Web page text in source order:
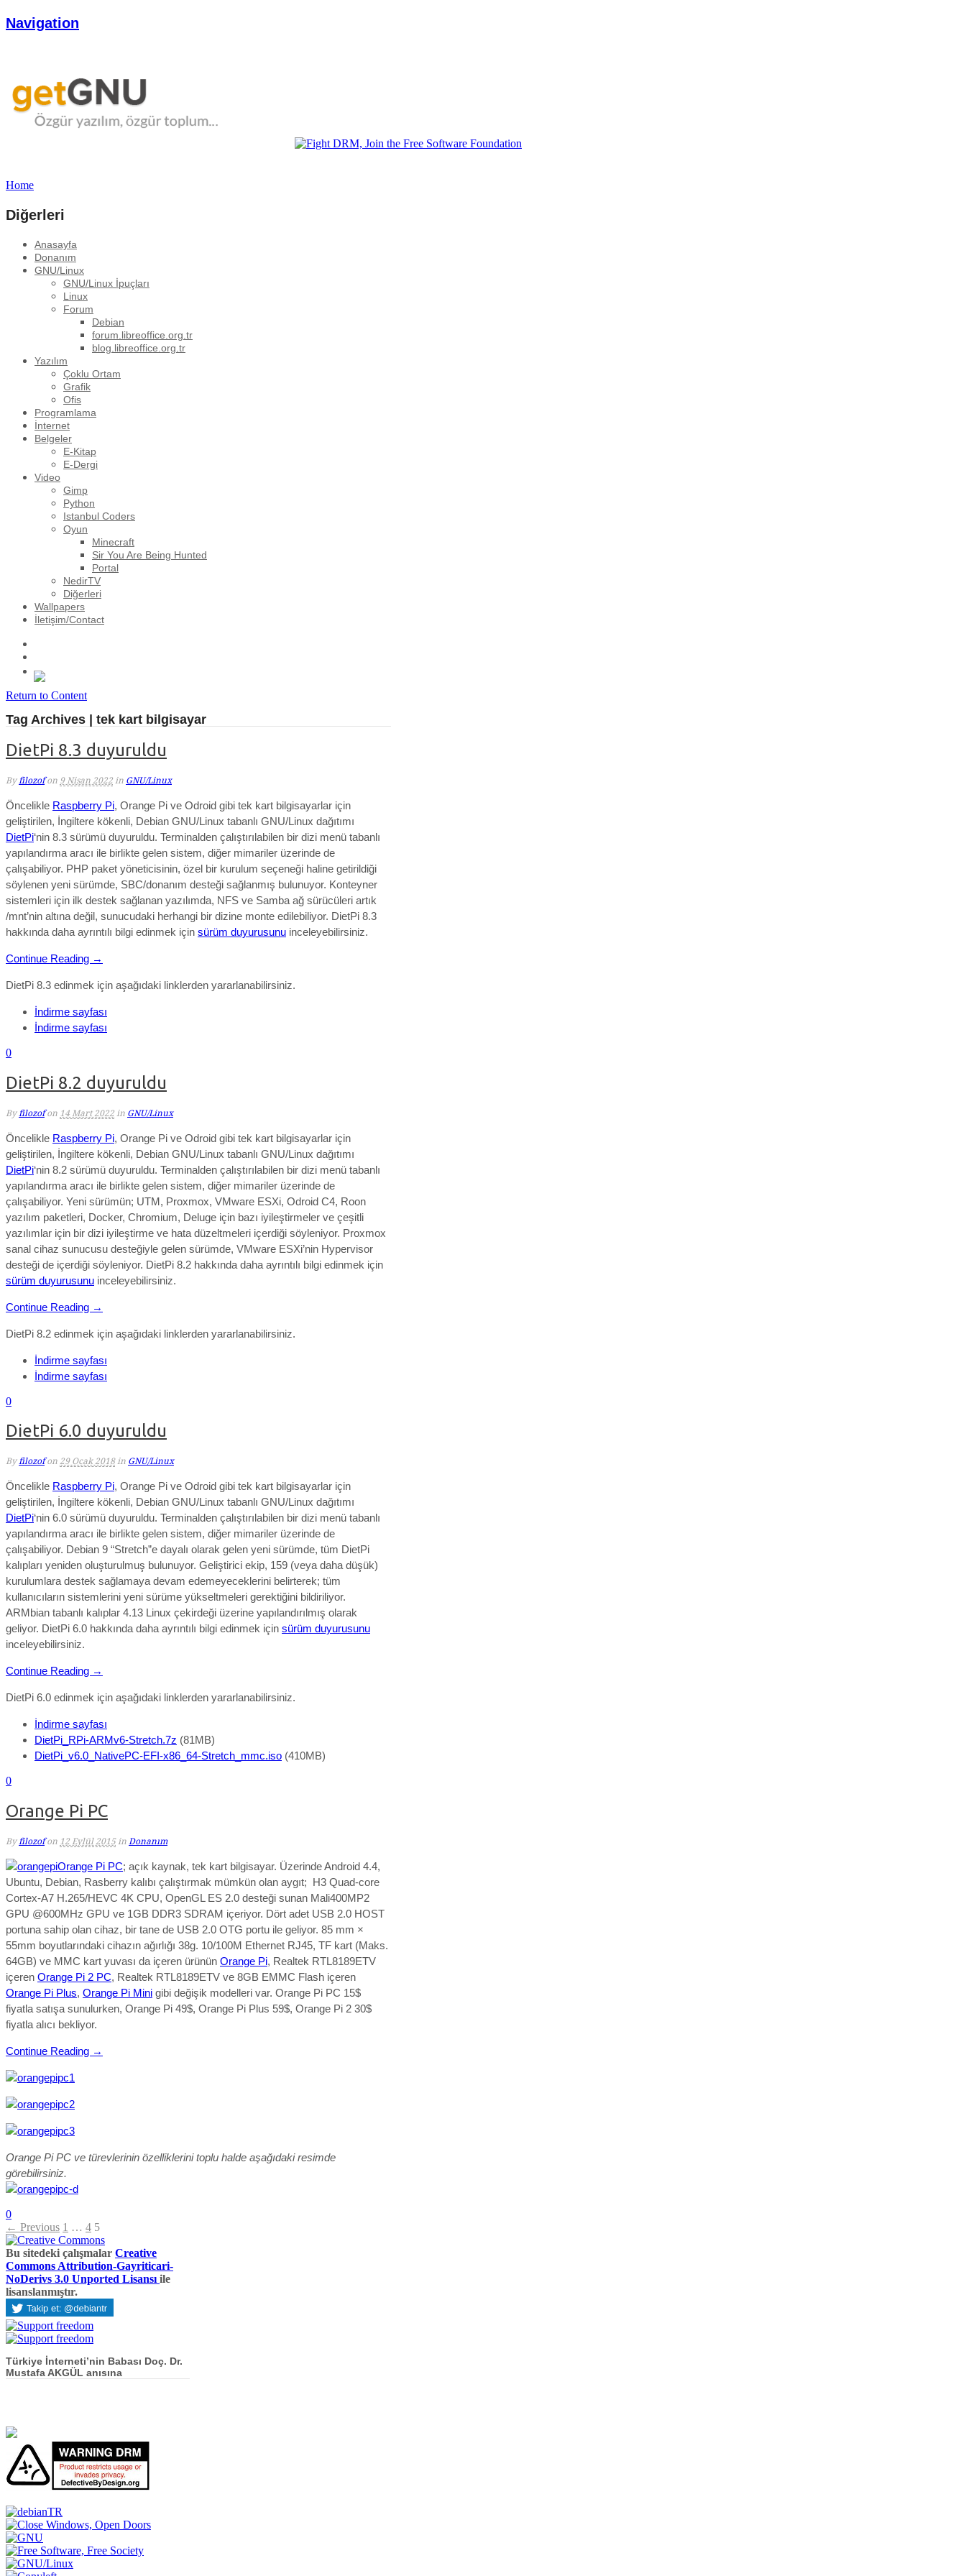
Navigation
Home
Diğerleri
Anasayfa
Donanım
GNU/Linux
GNU/Linux İpuçları
Linux
Forum
Debian
forum.libreoffice.org.tr
blog.libreoffice.org.tr
Yazılım
Çoklu Ortam
Grafik
Ofis
Programlama
İnternet
Belgeler
E-Kitap
E-Dergi
Video
Gimp
Python
Istanbul Coders
Oyun
Minecraft
Sir You Are Being Hunted
Portal
NedirTV
Diğerleri
Wallpapers
İletişim/Contact
Return to Content
Tag Archives | tek kart bilgisayar
DietPi 8.3 duyuruldu
By filozof on 9 Nisan 2022 in GNU/Linux
Öncelikle Raspberry Pi, Orange Pi ve Odroid gibi tek kart bilgisayarlar için
geliştirilen, İngiltere kökenli, Debian GNU/Linux tabanlı GNU/Linux dağıtımı
DietPi‘nin 8.3 sürümü duyuruldu. Terminalden çalıştırılabilen bir dizi menü tabanlı
yapılandırma aracı ile birlikte gelen sistem, diğer mimariler üzerinde de
çalışabiliyor. PHP paket yöneticisinin, özel bir kurulum seçeneği haline getirildiği
söylenen yeni sürümde, SBC/donanım desteği sağlanmış bulunuyor. Konteyner
sistemleri için ilk destek sağlanan yazılımda, NFS ve Samba ağ sürücüleri artık
/mnt’nin altına değil, sunucudaki herhangi bir dizine monte edilebiliyor. DietPi 8.3
hakkında daha ayrıntılı bilgi edinmek için sürüm duyurusunu inceleyebilirsiniz.
Continue Reading →
DietPi 8.3 edinmek için aşağıdaki linklerden yararlanabilirsiniz.
İndirme sayfası
İndirme sayfası
0
DietPi 8.2 duyuruldu
By filozof on 14 Mart 2022 in GNU/Linux
Öncelikle Raspberry Pi, Orange Pi ve Odroid gibi tek kart bilgisayarlar için
geliştirilen, İngiltere kökenli, Debian GNU/Linux tabanlı GNU/Linux dağıtımı
DietPi‘nin 8.2 sürümü duyuruldu. Terminalden çalıştırılabilen bir dizi menü tabanlı
yapılandırma aracı ile birlikte gelen sistem, diğer mimariler üzerinde de
çalışabiliyor. Yeni sürümün; UTM, Proxmox, VMware ESXi, Odroid C4, Roon
yazılım paketleri, Docker, Chromium, Deluge için bazı iyileştirmeler ve çeşitli
yazılımlar için bir dizi iyileştirme ve hata düzeltmeleri içerdiği söyleniyor. Proxmox
sanal cihaz sunucusu desteğiyle gelen sürümde, VMware ESXi’nin Hypervisor
desteği de içerdiği söyleniyor. DietPi 8.2 hakkında daha ayrıntılı bilgi edinmek için
sürüm duyurusunu inceleyebilirsiniz.
Continue Reading →
DietPi 8.2 edinmek için aşağıdaki linklerden yararlanabilirsiniz.
İndirme sayfası
İndirme sayfası
0
DietPi 6.0 duyuruldu
By filozof on 29 Ocak 2018 in GNU/Linux
Öncelikle Raspberry Pi, Orange Pi ve Odroid gibi tek kart bilgisayarlar için
geliştirilen, İngiltere kökenli, Debian GNU/Linux tabanlı GNU/Linux dağıtımı
DietPi‘nin 6.0 sürümü duyuruldu. Terminalden çalıştırılabilen bir dizi menü tabanlı
yapılandırma aracı ile birlikte gelen sistem, diğer mimariler üzerinde de
çalışabiliyor. Debian 9 “Stretch”e dayalı olarak gelen yeni sürümde, tüm DietPi
kalıpları yeniden oluşturulmuş bulunuyor. Geliştirici ekip, 159 (veya daha düşük)
kurulumlara destek sağlamaya devam edemeyeceklerini belirterek; tüm
kullanıcıların sistemlerini yeni sürüme yükseltmeleri gerektiğini bildiriliyor.
ARMbian tabanlı kalıplar 4.13 Linux çekirdeği üzerine yapılandırılmış olarak
geliyor. DietPi 6.0 hakkında daha ayrıntılı bilgi edinmek için sürüm duyurusunu
inceleyebilirsiniz.
Continue Reading →
DietPi 6.0 edinmek için aşağıdaki linklerden yararlanabilirsiniz.
İndirme sayfası
DietPi_RPi-ARMv6-Stretch.7z (81MB)
DietPi_v6.0_NativePC-EFI-x86_64-Stretch_mmc.iso (410MB)
0
Orange Pi PC
By filozof on 12 Eylül 2015 in Donanım
Orange Pi PC; açık kaynak, tek kart bilgisayar. Üzerinde Android 4.4,
Ubuntu, Debian, Rasberry kalıbı çalıştırmak mümkün olan aygıt; H3 Quad-core
Cortex-A7 H.265/HEVC 4K CPU, OpenGL ES 2.0 desteği sunan Mali400MP2
GPU @600MHz GPU ve 1GB DDR3 SDRAM içeriyor. Dört adet USB 2.0 HOST
portuna sahip olan cihaz, bir tane de USB 2.0 OTG portu ile geliyor. 85 mm ×
55mm boyutlarındaki cihazın ağırlığı 38g. 10/100M Ethernet RJ45, TF kart (Maks.
64GB) ve MMC kart yuvası da içeren ürünün Orange Pi, Realtek RTL8189ETV
içeren Orange Pi 2 PC, Realtek RTL8189ETV ve 8GB EMMC Flash içeren
Orange Pi Plus, Orange Pi Mini gibi değişik modelleri var. Orange Pi PC 15$
fiyatla satışa sunulurken, Orange Pi 49$, Orange Pi Plus 59$, Orange Pi 2 30$
fiyatla alıcı bekliyor.
Continue Reading →
Orange Pi PC ve türevlerinin özelliklerini toplu halde aşağıdaki resimde
görebilirsiniz.
0
← Previous 1 … 4 5
Bu sitedeki çalışmalar Creative
Commons Attribution-Gayriticari-
NoDerivs 3.0 Unported Lisansı ile
lisanslanmıştır.
Türkiye İnterneti’nin Babası Doç. Dr.
Mustafa AKGÜL anısına